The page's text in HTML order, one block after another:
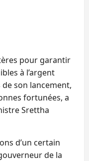
pour garantir
à l’argent
son lancement,
fortunées, a
Srettha
d’un certain
de la